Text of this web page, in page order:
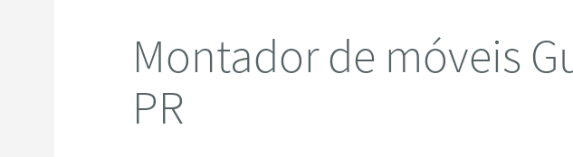
Montador de móveis
PR